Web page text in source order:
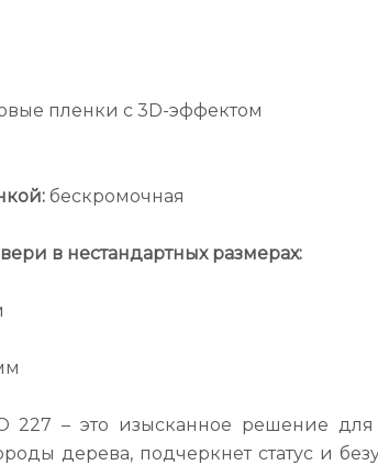
пленки с 3D-эффектом
бескромочная
в нестандартных размерах:
227 – это изысканное решение для
дерева, подчеркнет статус и